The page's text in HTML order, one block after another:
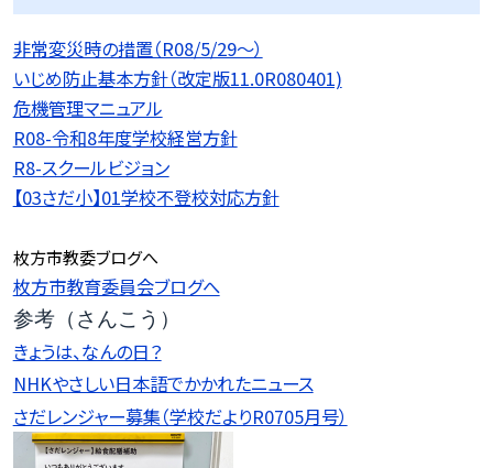
非常変災時の措置（R08/5/29〜）
いじめ防止基本方針（改定版11.0R080401)
危機管理マニュアル
R08-令和8年度学校経営方針
R8-スクールビジョン
【03さだ小】01学校不登校対応方針
枚方市教委ブログへ
枚方市教育委員会ブログへ
参考（さんこう）
きょうは、なんの日？
NHKやさしい日本語でかかれたニュース
さだレンジャー募集（学校だよりR0705月号）